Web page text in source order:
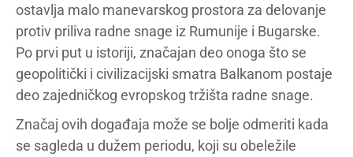
ostavlja malo manevarskog prostora za delovanje
protiv priliva radne snage iz Rumunije i Bugarske.
Po prvi put u istoriji, značajan deo onoga što se
geopolitički i civilizacijski smatra Balkanom postaje
deo zajedničkog evropskog tržišta radne snage.
Značaj ovih događaja može se bolje odmeriti kada
se sagleda u dužem periodu, koji su obeležile